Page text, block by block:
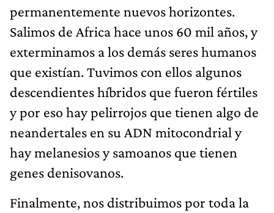
permanentemente nuevos horizontes.
Salimos de Africa hace unos 60 mil años, y
exterminamos a los demás seres humanos
que existían. Tuvimos con ellos algunos
descendientes híbridos que fueron fértiles
y por eso hay pelirrojos que tienen algo de
neandertales en su ADN mitocondrial y
hay melanesios y samoanos que tienen
genes denisovanos.
Finalmente, nos distribuimos por toda la